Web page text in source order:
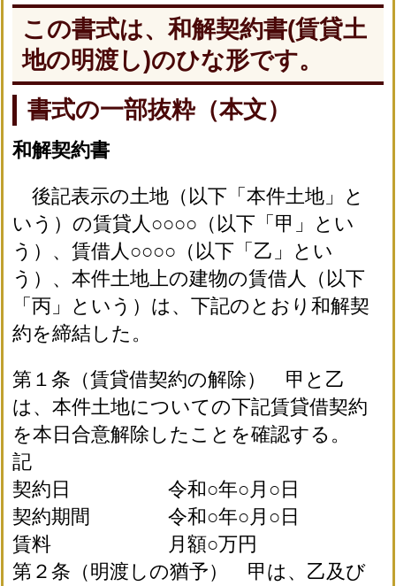
この書式は、和解契約書(賃貸土
地の明渡し)のひな形です。
書式の一部抜粋（本文）
和解契約書
後記表示の土地（以下「本件土地」と
いう）の賃貸人○○○○（以下「甲」とい
う）、賃借人○○○○（以下「乙」とい
う）、本件土地上の建物の賃借人（以下
「丙」という）は、下記のとおり和解契
約を締結した。
第１条（賃貸借契約の解除） 甲と乙
は、本件土地についての下記賃貸借契約
を本日合意解除したことを確認する。
記
契約日 令和○年○月○日
契約期間 令和○年○月○日
賃料 月額○万円
第２条（明渡しの猶予） 甲は、乙及び